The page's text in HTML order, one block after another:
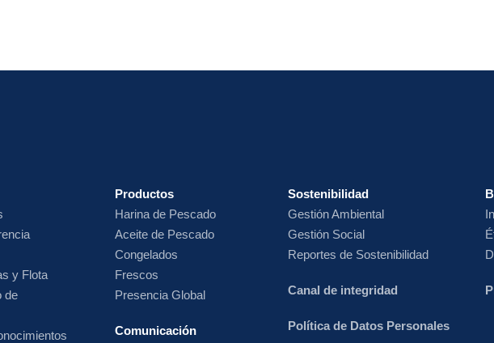
y Flota
de
Productos
Harina de Pescado
Aceite de Pescado
Congelados
Frescos
Presencia Global
Comunicación
Sostenibilidad
Gestión Ambiental
Gestión Social
Reportes de Sostenibilidad
Canal de integridad
Política de Datos Personales